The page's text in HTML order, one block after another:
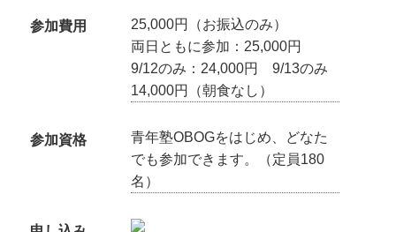
参加費用
25,000円（お振込のみ）
両日ともに参加：25,000円
9/12のみ：24,000円 9/13のみ
14,000円（朝食なし）
参加資格
青年塾OBOGをはじめ、どなた
でも参加できます。（定員180
名）